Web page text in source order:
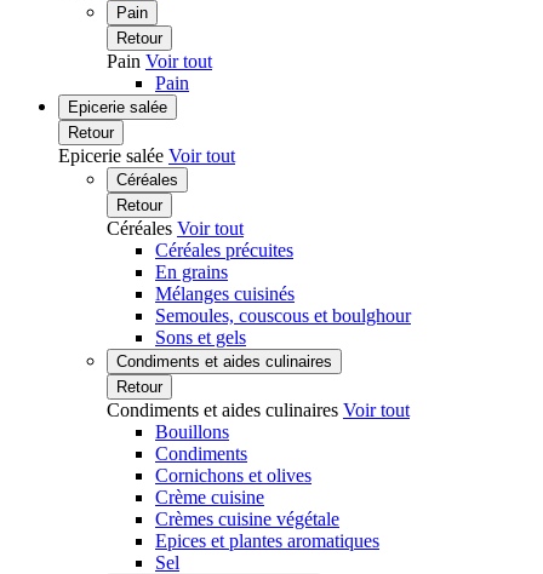
Pain
Retour
Pain Voir tout
Pain
Epicerie salée
Retour
Epicerie salée Voir tout
Céréales
Retour
Céréales Voir tout
Céréales précuites
En grains
Mélanges cuisinés
Semoules, couscous et boulghour
Sons et gels
Condiments et aides culinaires
Retour
Condiments et aides culinaires Voir tout
Bouillons
Condiments
Cornichons et olives
Crème cuisine
Crèmes cuisine végétale
Epices et plantes aromatiques
Sel